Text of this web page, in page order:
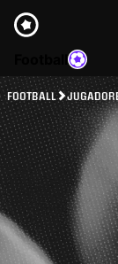
FOOTBALL